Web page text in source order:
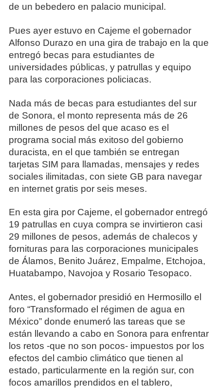
de un bebedero en palacio municipal.
Pues ayer estuvo en Cajeme el gobernador
Alfonso Durazo en una gira de trabajo en la que
entregó becas para estudiantes de
universidades públicas, y patrullas y equipo
para las corporaciones policiacas.
Nada más de becas para estudiantes del sur
de Sonora, el monto representa más de 26
millones de pesos del que acaso es el
programa social más exitoso del gobierno
duracista, en el que también se entregan
tarjetas SIM para llamadas, mensajes y redes
sociales ilimitadas, con siete GB para navegar
en internet gratis por seis meses.
En esta gira por Cajeme, el gobernador entregó
19 patrullas en cuya compra se invirtieron casi
29 millones de pesos, además de chalecos y
fornituras para las corporaciones municipales
de Álamos, Benito Juárez, Empalme, Etchojoa,
Huatabampo, Navojoa y Rosario Tesopaco.
Antes, el gobernador presidió en Hermosillo el
foro “Transformado el régimen de agua en
México” donde enumeró las tareas que se
están llevando a cabo en Sonora para enfrentar
los retos -que no son pocos- impuestos por los
efectos del cambio climático que tienen al
estado, particularmente en la región sur, con
focos amarillos prendidos en el tablero,